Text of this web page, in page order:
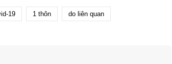
19 1 thôn do liên quan